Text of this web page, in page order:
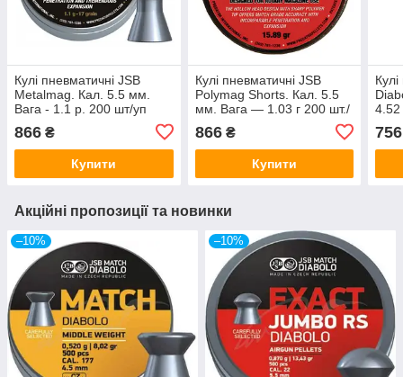
Кулі пневматичні JSB
Metalmag. Кал. 5.5 мм.
Вага - 1.1 р. 200 шт/уп
866 ₴
Купити
Кулі пневматичні JSB
Polymag Shorts. Кал. 5.5
мм. Вага — 1.03 г 200 шт./
866₴
Купити
шт/
756
Акційні пропозиції та новинки
–10% –10%